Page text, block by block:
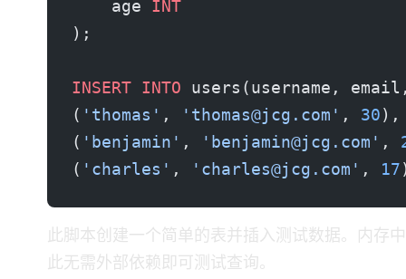
    age
INT
);
INSERT INTO users(username,
( 'thomas' , ' thomas@jcg.com ' , 30),
( 'benjamin' , ' benjamin@jcg.com ' ,
( 'charles' , ' charles@jcg.com ' , 17
此脚本创建一个简单的表并插入测试数据。内存中
此无需外部依赖即可测试查询。